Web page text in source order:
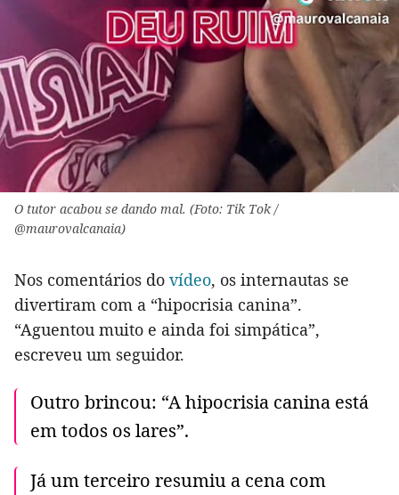
O tutor acabou se dando mal. (Foto: Tik Tok /
@maurovalcanaia)
Nos comentários do vídeo, os internautas se
divertiram com a “hipocrisia canina”.
“Aguentou muito e ainda foi simpática”,
escreveu um seguidor.
Outro brincou: “A hipocrisia canina está
em todos os lares”.
Já um terceiro resumiu a cena com